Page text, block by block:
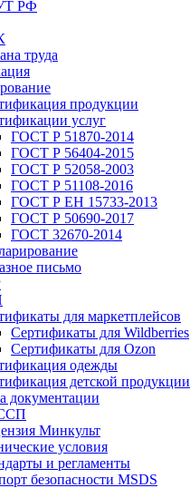
РФ
труда
продукции
услуг
ГОСТ Р 51870-2014
ГОСТ Р 56404-2015
ГОСТ Р 52058-2003
ГОСТ Р 51108-2016
ГОСТ Р ЕН 15733-2013
ГОСТ Р 50690-2017
ГОСТ 32670-2014
письмо
для маркетплейсов
Сертификаты для Wildberries
Сертификаты для Ozon
одежды
детской продукции
документации
Минкульт
условия
и регламенты
безопасности MSDS